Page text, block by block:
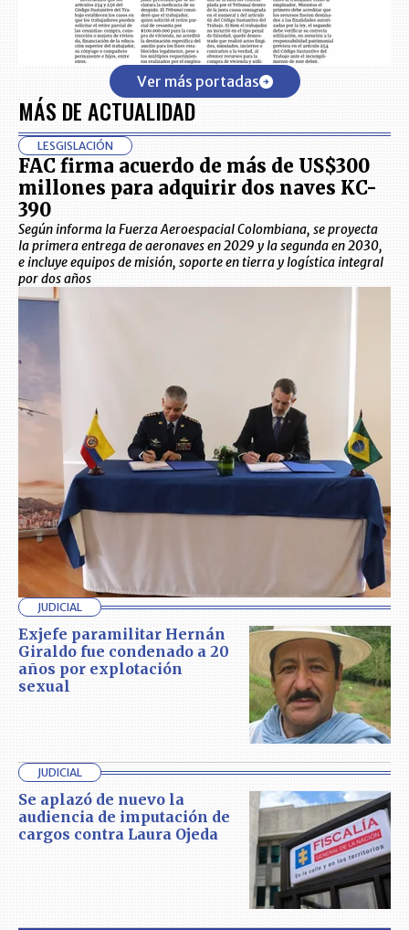
Ver más portadas
MÁS DE ACTUALIDAD
LESGISLACIÓN
FAC firma acuerdo de más de US$300
millones para adquirir dos naves KC-
390
Según informa la Fuerza Aeroespacial Colombiana, se proyecta
la primera entrega de aeronaves en 2029 y la segunda en 2030,
e incluye equipos de misión, soporte en tierra y logística integral
por dos años
JUDICIAL
Exjefe paramilitar Hernán
Giraldo fue condenado a 20
años por explotación
sexual
JUDICIAL
Se aplazó de nuevo la
audiencia de imputación de
cargos contra Laura Ojeda